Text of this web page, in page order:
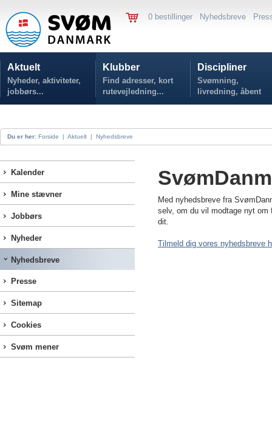
0 bestillinger Nyhedsbreve
Aktuelt
Nyheder, aktiviteter,
jobbørs...
Klubber
Find adresser, kort
rutevejledning...
Discipliner
Svømning,
livredning, åbent
vand...
Du er her: Forside | Aktuelt | Nyhedsbreve
Kalender
Mine stævner
Jobbørs
Nyheder
Nyhedsbreve
Presse
Sitemap
Cookies
Svøm mener
Med nyhedsbreve fra
selv, om du vil modtage nyt om
dit.
Tilmeld dig vores nyhedsbreve